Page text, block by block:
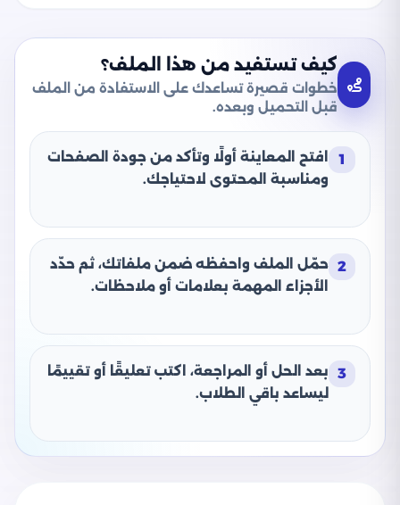
كيف تستفيد من هذا الملف؟
خطوات قصيرة تساعدك على الاستفادة من الملف
قبل التحميل وبعده.
1
افتح المعاينة أولًا وتأكد من جودة الصفحات
ومناسبة المحتوى لاحتياجك.
2 حمّل الملف واحفظه ضمن ملفاتك، ثم حدّد
الأجزاء المهمة بعلامات أو ملاحظات.
3
بعد الحل أو المراجعة، اكتب تعليقًا أو تقييمًا
ليساعد باقي الطلاب.